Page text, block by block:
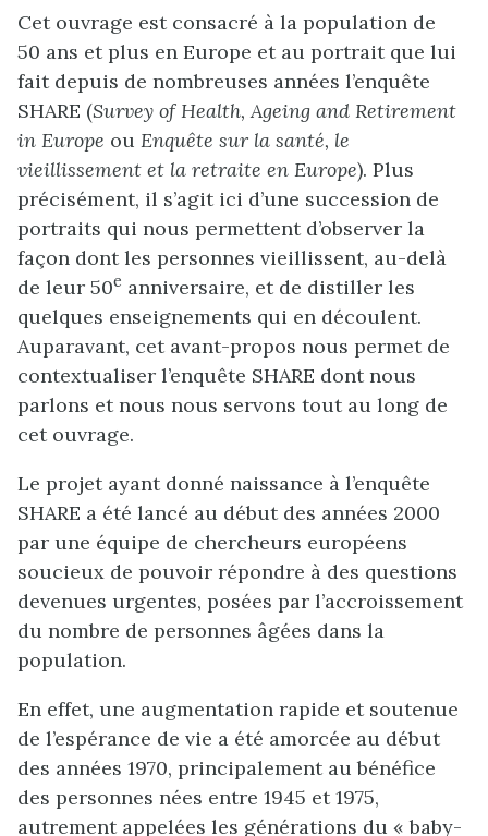
Cet ouvrage est consacré à la population de
50 ans et plus en Europe et au portrait que lui
fait depuis de nombreuses années l’enquête
SHARE (Survey of Health, Ageing and Retirement
in Europe ou Enquête sur la santé, le
vieillissement et la retraite en Europe). Plus
précisément, il s’agit ici d’une succession de
portraits qui nous permettent d’observer la
façon dont les personnes vieillissent, au-delà
de leur 50e anniversaire, et de distiller les
quelques enseignements qui en découlent.
Auparavant, cet avant-propos nous permet de
contextualiser l’enquête SHARE dont nous
parlons et nous nous servons tout au long de
cet ouvrage.
Le projet ayant donné naissance à l’enquête
SHARE a été lancé au début des années 2000
par une équipe de chercheurs européens
soucieux de pouvoir répondre à des questions
devenues urgentes, posées par l’accroissement
du nombre de personnes âgées dans la
population.
En effet, une augmentation rapide et soutenue
de l’espérance de vie a été amorcée au début
des années 1970, principalement au bénéfice
des personnes nées entre 1945 et 1975,
autrement appelées les générations du « baby-